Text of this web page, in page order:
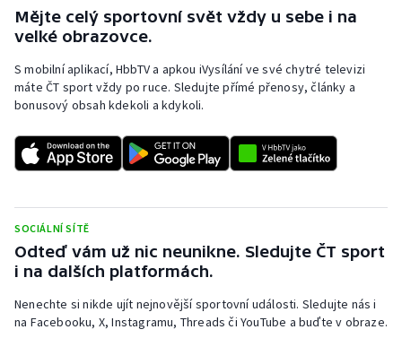
Mějte celý sportovní svět vždy u sebe i na
velké obrazovce.
S mobilní aplikací, HbbTV a apkou iVysílání ve své chytré televizi
máte ČT sport vždy po ruce. Sledujte přímé přenosy, články a
bonusový obsah kdekoli a kdykoli.
SOCIÁLNÍ SÍTĚ
Odteď vám už nic neunikne. Sledujte ČT sport
i na dalších platformách.
Nenechte si nikde ujít nejnovější sportovní události. Sledujte nás i
na Facebooku, X, Instagramu, Threads či YouTube a buďte v obraze.